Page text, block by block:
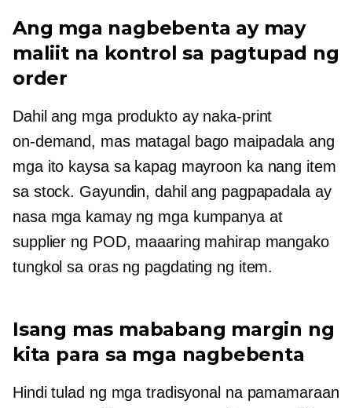
Ang mga nagbebenta ay may
maliit na kontrol sa pagtupad ng
order
Dahil ang mga produkto ay naka-print
on-demand, mas matagal bago maipadala ang
mga ito kaysa sa kapag mayroon ka nang item
sa stock. Gayundin, dahil ang pagpapadala ay
nasa mga kamay ng mga kumpanya at
supplier ng POD, maaaring mahirap mangako
tungkol sa oras ng pagdating ng item.
Isang mas mababang margin ng
kita para sa mga nagbebenta
Hindi tulad ng mga tradisyonal na pamamaraan